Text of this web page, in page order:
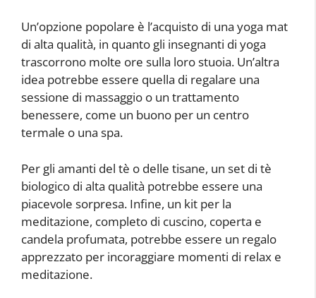
Un’opzione popolare è l’acquisto di una yoga mat
di alta qualità, in quanto gli insegnanti di yoga
trascorrono molte ore sulla loro stuoia. Un’altra
idea potrebbe essere quella di regalare una
sessione di massaggio o un trattamento
benessere, come un buono per un centro
termale o una spa.
Per gli amanti del tè o delle tisane, un set di tè
biologico di alta qualità potrebbe essere una
piacevole sorpresa. Infine, un kit per la
meditazione, completo di cuscino, coperta e
candela profumata, potrebbe essere un regalo
apprezzato per incoraggiare momenti di relax e
meditazione.